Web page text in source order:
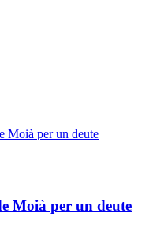
Moià per un deute